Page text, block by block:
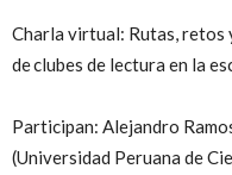
Charla virtual: Rutas, retos
de clubes de lectura en la
Participan: Alejandro
(Universidad Peruana de